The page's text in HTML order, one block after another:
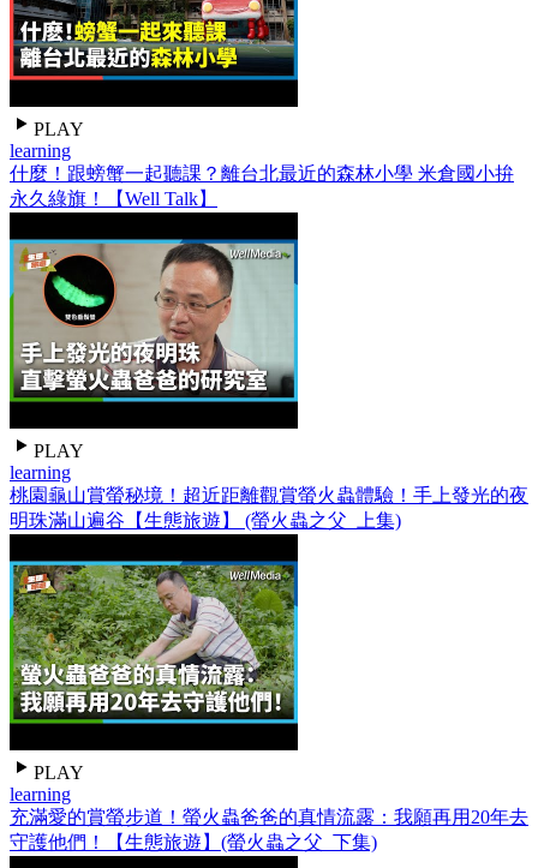
PLAY
learning
什麼！跟螃蟹一起聽課？離台北最近的森林小學 米倉國小拚
永久綠旗！【Well Talk】
PLAY
learning
桃園龜山賞螢秘境！超近距離觀賞螢火蟲體驗！手上發光的夜
明珠滿山遍谷【生態旅遊】 (螢火蟲之父_上集)
PLAY
learning
充滿愛的賞螢步道！螢火蟲爸爸的真情流露：我願再用20年去
守護他們！【生態旅遊】(螢火蟲之父_下集)